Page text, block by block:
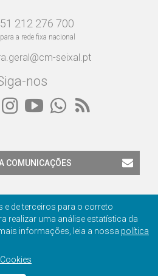
212 276 700
a rede fixa nacional
seixal.pt
nos
COMUNICAÇÕES
Municipal do Seixal
de terceiros para o correto
realizar uma análise estatística da
informações, leia a nossa política